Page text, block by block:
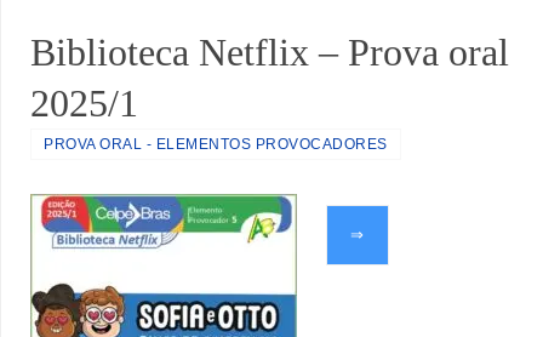
Biblioteca Netflix – Prova oral
2025/1
PROVA ORAL - ELEMENTOS PROVOCADORES
⇒